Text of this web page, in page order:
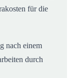
für die
nach einem
durch